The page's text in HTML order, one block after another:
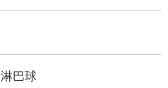
淋巴球